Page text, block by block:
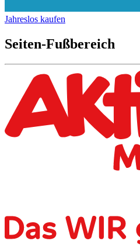
Jahreslos kaufen
Seiten-Fußbereich